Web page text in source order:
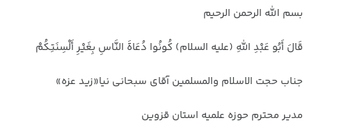
بسم الله الرحمن الرحیم
قَالَ أَبُو عَبْدِ اللَّهِ (علیه السلام) کُونُوا دُعَاةَ النَّاسِ‏ بِغَیْرِ أَلْسِنَتِکُمْ
جناب حجت الاسلام والمسلمین آقای سبحانی نیا«زید عزه»
مدیر محترم حوزه علمیه استان قزوین